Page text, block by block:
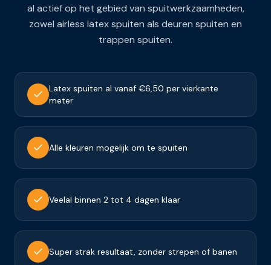
al actief op het gebied van spuitwerkzaamheden,
zowel airless latex spuiten als deuren spuiten en
trappen spuiten.
Latex spuiten al vanaf €6,50 per vierkante
meter
Alle kleuren mogelijk om te spuiten
Veelal binnen 2 tot 4 dagen klaar
Super strak resultaat, zonder strepen of banen